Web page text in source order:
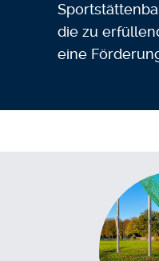
die zu
eine